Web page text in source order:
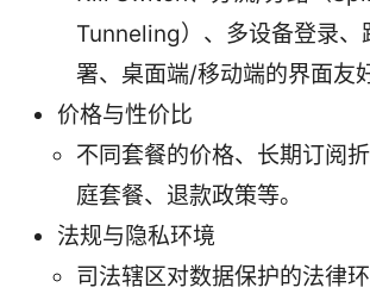
Tunneling）、多设备登录、
署、桌面端/移动端的界面友
价格与性价比
不同套餐的价格、长期订阅
庭套餐、退款政策等。
法规与隐私环境
司法辖区对数据保护的法律